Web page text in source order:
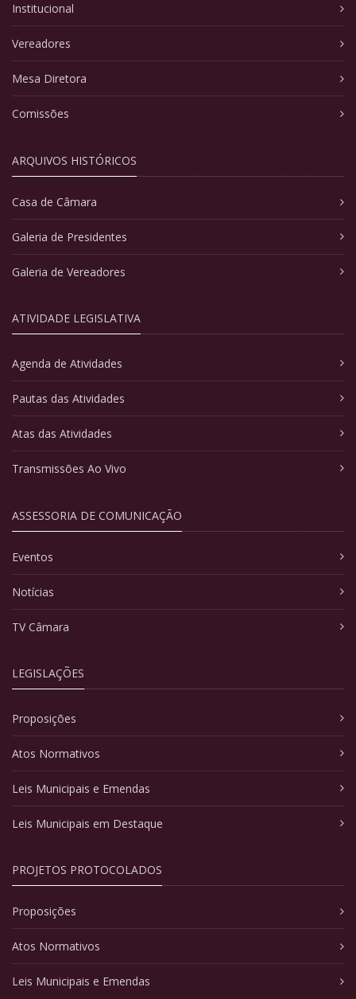
Institucional
Vereadores
Mesa Diretora
Comissões
ARQUIVOS HISTÓRICOS
Casa de Câmara
Galeria de Presidentes
Galeria de Vereadores
ATIVIDADE LEGISLATIVA
Agenda de Atividades
Pautas das Atividades
Atas das Atividades
Transmissões Ao Vivo
ASSESSORIA DE COMUNICAÇÃO
Eventos
Notícias
TV Câmara
LEGISLAÇÕES
Proposições
Atos Normativos
Leis Municipais e Emendas
Leis Municipais em Destaque
PROJETOS PROTOCOLADOS
Proposições
Atos Normativos
Leis Municipais e Emendas